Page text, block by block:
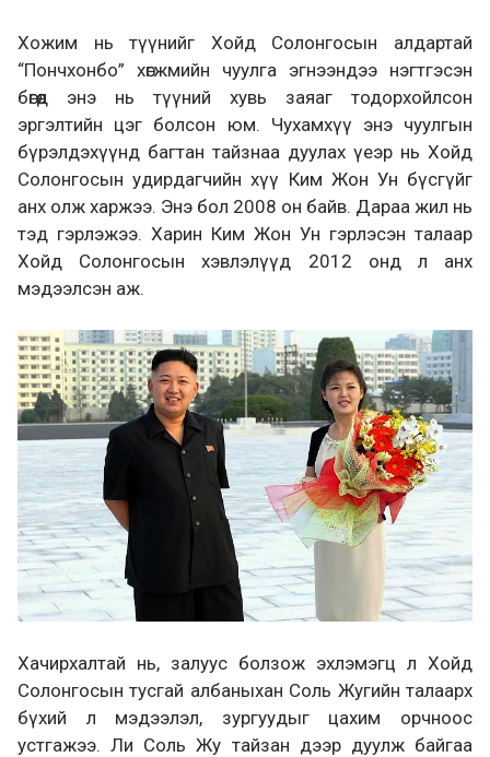
Хожим нь түүнийг Хойд Солонгосын алдартай
“Пончхонбо” хөгжмийн чуулга эгнээндээ нэгтгэсэн
бөгөөд энэ нь түүний хувь заяаг тодорхойлсон
эргэлтийн цэг болсон юм. Чухамхүү энэ чуулгын
бүрэлдэхүүнд багтан тайзнаа дуулах үеэр нь Хойд
Солонгосын удирдагчийн хүү Ким Жон Ун бүсгүйг
анх олж харжээ. Энэ бол 2008 он байв. Дараа жил нь
тэд гэрлэжээ. Харин Ким Жон Ун гэрлэсэн талаар
Хойд Солонгосын хэвлэлүүд 2012 онд л анх
мэдээлсэн аж.
Хачирхалтай нь, залуус болзож эхлэмэгц л Хойд
Солонгосын тусгай албаныхан Соль Жугийн талаарх
бүхий л мэдээлэл, зургуудыг цахим орчноос
устгажээ. Ли Соль Жу тайзан дээр дуулж байгаа